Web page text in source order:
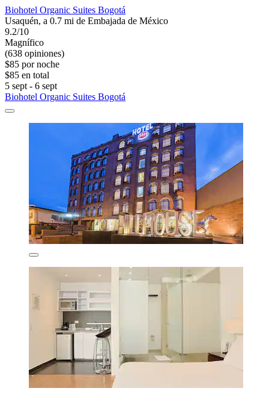
Biohotel Organic Suites Bogotá
Usaquén, a 0.7 mi de Embajada de México
9.2/10
Magnífico
(638 opiniones)
$85 por noche
$85 en total
5 sept - 6 sept
Biohotel Organic Suites Bogotá